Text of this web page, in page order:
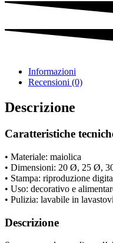
Informazioni
Recensioni (0)
Descrizione
Caratteristiche
• Materiale: maiolica
• Dimensioni: 20 Ø, 25 Ø,
• Stampa: riproduzione
• Uso: decorativo e
• Pulizia: lavabile in
Descrizione